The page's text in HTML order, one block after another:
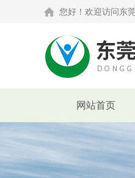
您好！欢迎访问东
网站首页